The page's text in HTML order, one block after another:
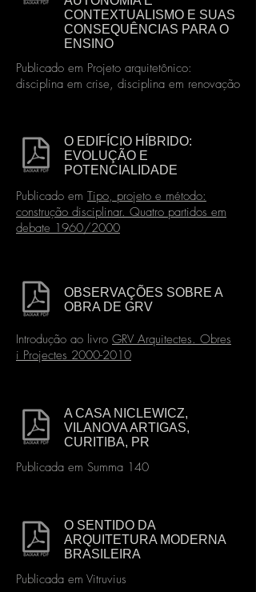
CONTEXTUALISMO E SUAS
CONSEQUÊNCIAS PARA O
ENSINO
Publicado em Projeto arquitetônico:
disciplina em crise, disciplina em renovação
O EDIFÍCIO HÍBRIDO:
EVOLUÇÃO E
POTENCIALIDADE
Publicado em Tipo, projeto e método:
construção disciplinar. Quatro partidos em
debate 1960/2000
OBSERVAÇÕES SOBRE A
OBRA DE GRV
Introdução ao livro GRV Arquitectes. Obres
i Projectes 2000-2010
A CASA NICLEWICZ,
VILANOVA ARTIGAS,
CURITIBA, PR
Publicada em Summa 140
O SENTIDO DA
ARQUITETURA MODERNA
BRASILEIRA
Publicada em Vitruvius